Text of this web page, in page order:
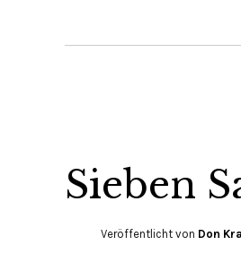
Sieben
Veröffentlicht von Don